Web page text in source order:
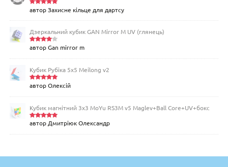
Оцінено
автор Захисне кільце для дартсу
Дзеркальний кубик GAN Mirror M UV (глянець)
Оцінен
5
автор Gan mirror m
Кубик Рубіка 5x5 Meilong v2
Оцінено
автор Олексій
Кубик магнітний 3х3 MoYu RS3M v5 Maglev+Ball Core+UV+бокс
Оцінено
автор Дмитріюк Олександр